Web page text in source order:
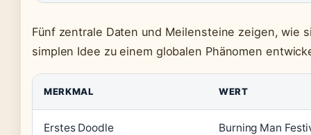
Fünf zentrale Daten und Meilensteine zeigen, wie
simplen Idee zu einem globalen Phänomen
MERKMAL WERT
Erstes Doodle Burning Man